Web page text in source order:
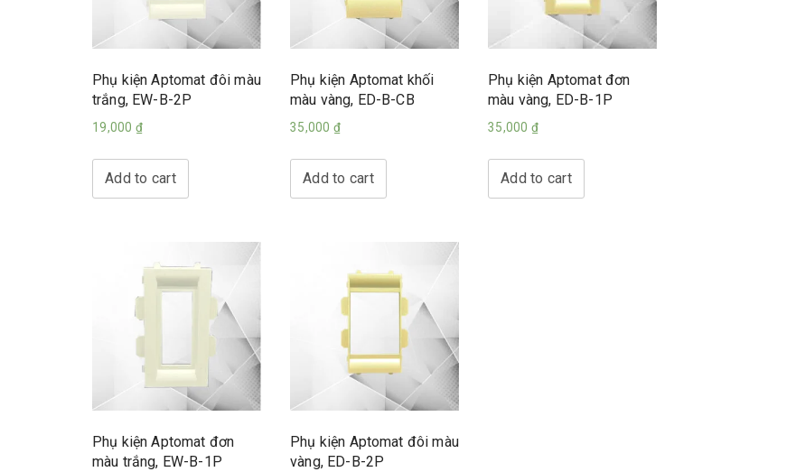
Phụ kiện Aptomat đôi màu
trắng, EW-B-2P
19,000 ₫
Add to cart
Phụ kiện Aptomat khối
màu vàng, ED-B-CB
35,000 ₫
Add to cart
Phụ kiện Aptomat đơn
màu vàng, ED-B-1P
35,000 ₫
Add to cart
Phụ kiện Aptomat đơn
màu trắng, EW-B-1P
Phụ kiện Aptomat đôi màu
vàng, ED-B-2P